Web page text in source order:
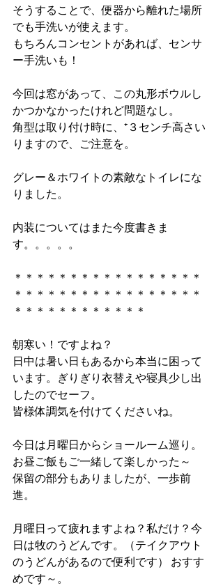
そうすることで、便器から離れた場所
でも手洗いが使えます。
もちろんコンセントがあれば、センサ
ー手洗いも！
今回は窓があって、この丸形ボウルし
かつかなかったけれど問題なし。
角型は取り付け時に、⁺３センチ高さい
りますので、ご注意を。
グレー＆ホワイトの素敵なトイレにな
りました。
内装についてはまた今度書きま
す。。。。。
＊＊＊＊＊＊＊＊＊＊＊＊＊＊＊＊＊
＊＊＊＊＊＊＊＊＊＊＊＊＊＊＊＊＊
＊＊＊＊＊＊＊＊＊＊＊＊
朝寒い！ですよね？
日中は暑い日もあるから本当に困って
います。ぎりぎり衣替えや寝具少し出
したのでセーフ。
皆様体調気を付けてくださいね。
今日は月曜日からショールーム巡り。
お昼ご飯もご一緒して楽しかった～
保留の部分もありましたが、一歩前
進。
月曜日って疲れますよね？私だけ？今
日は牧のうどんです。（テイクアウト
のうどんがあるので便利です） おすす
めです～。